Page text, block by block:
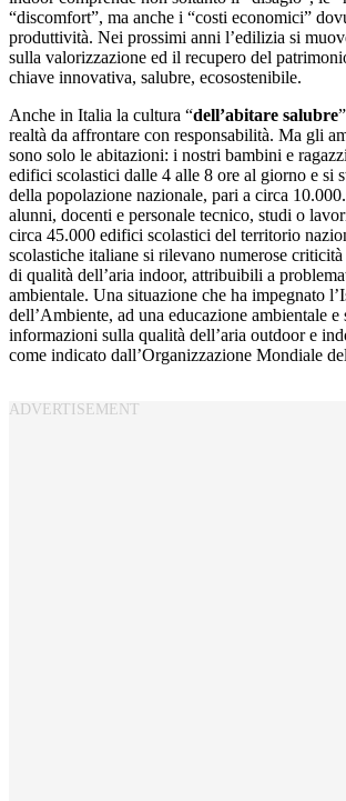
“discomfort”, ma anche i “costi economici”
produttività. Nei prossimi anni l’edilizia si
sulla valorizzazione ed il recupero del
chiave innovativa, salubre, ecosostenibile.
Anche in Italia la cultura “dell’abitare salubre
realtà da affrontare con responsabilità. Ma gli
sono solo le abitazioni: i nostri bambini e
edifici scolastici dalle 4 alle 8 ore al giorno e si
della popolazione nazionale, pari a circa
alunni, docenti e personale tecnico, studi o
circa 45.000 edifici scolastici del territorio
scolastiche italiane si rilevano numerose
di qualità dell’aria indoor, attribuibili a
ambientale. Una situazione che ha impegnato
dell’Ambiente, ad una educazione ambientale e
informazioni sulla qualità dell’aria outdoor e
come indicato dall’Organizzazione Mondiale